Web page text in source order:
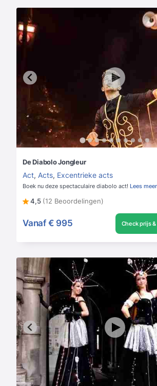
De Diabolo Jongleur
Act, Acts, Excentrieke acts
Boek nu deze spectaculaire diabolo act! Lees meer
4,5 (12 Beoordelingen)
Vanaf € 995 Check prijs